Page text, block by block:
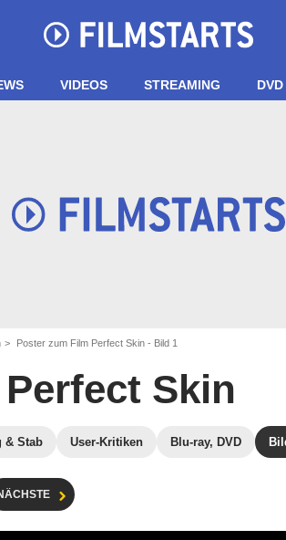
VIDEOS STREAMING
Poster zum Film Perfect Skin - Bild 1
Perfect Skin
& Stab User-Kritiken Blu-ray, DVD